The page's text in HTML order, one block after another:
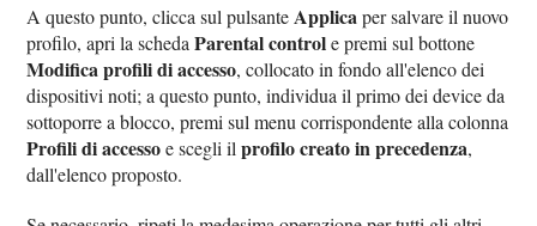
A questo punto, clicca sul pulsante Applica per salvare il nuovo
profilo, apri la schedaParental controle premi sul bottone
Modifica profili di accesso, collocato in fondo all'elenco dei
dispositivi noti; a questo punto, individua il primo dei device da
sottoporre a blocco, premi sul menu corrispondente alla colonna
Profili di accessoe scegli ilprofilo creato in precedenza,
dall'elenco proposto.